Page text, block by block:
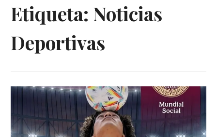
Etiqueta: Noticias
Deportivas